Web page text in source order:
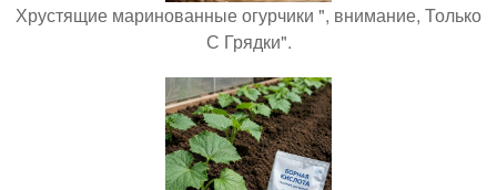
Хрустящие маринованные огурчики ", внимание, Только
С Грядки".